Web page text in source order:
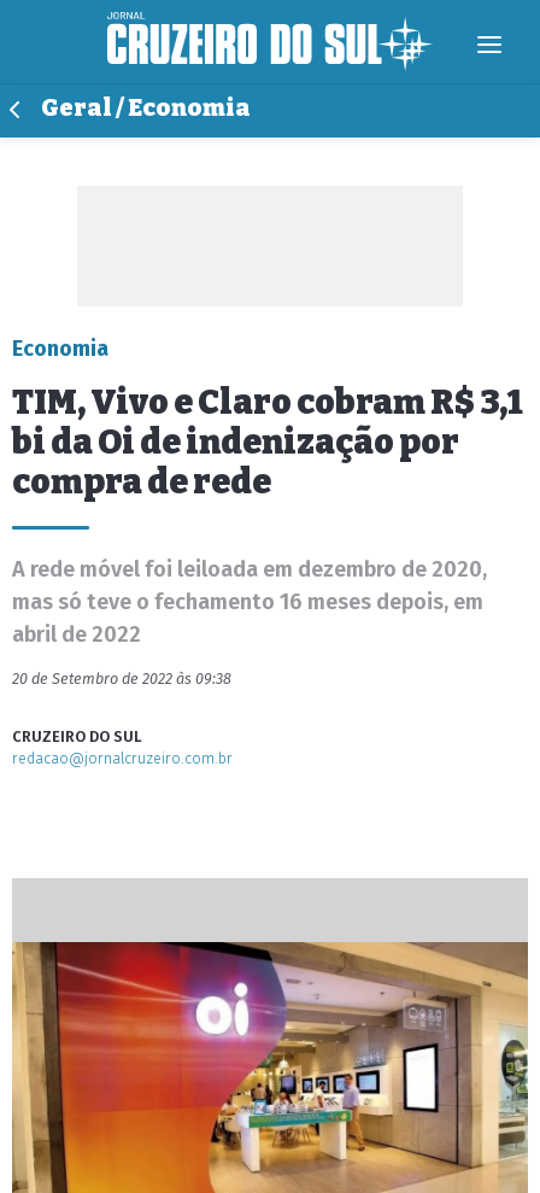
Geral / Economia
Economia
TIM, Vivo e Claro cobram R$ 3,1
bi da Oi de indenização por
compra de rede
A rede móvel foi leiloada em dezembro de 2020,
mas só teve o fechamento 16 meses depois, em
abril de 2022
20 de Setembro de 2022 às 09:38
CRUZEIRO DO SUL
redacao@jornalcruzeiro.com.br